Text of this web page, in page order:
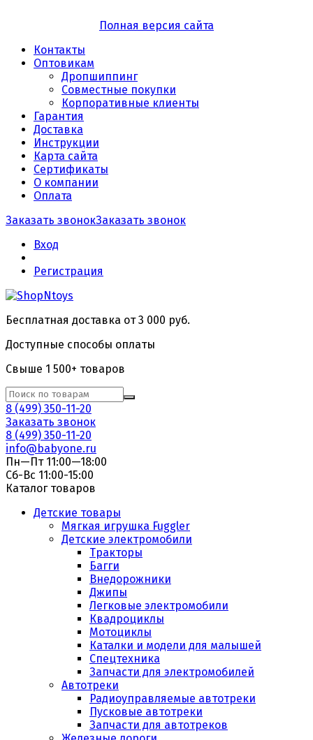
Полная версия сайта
Контакты
Оптовикам
Дропшиппинг
Совместные покупки
Корпоративные клиенты
Гарантия
Доставка
Инструкции
Карта сайта
Сертификаты
О компании
Оплата
Заказать звонокЗаказать звонок
Вход
Регистрация
Бесплатная доставка от 3 000 руб.
Доступные способы оплаты
Свыше 1 500+ товаров
8 (499) 350-11-20
Заказать звонок
8 (499) 350-11-20
info@babyone.ru
Пн—Пт 11:00—18:00
Сб-Вс 11:00-15:00
Каталог товаров
Детские товары
Мягкая игрушка Fuggler
Детские электромобили
Тракторы
Багги
Внедорожники
Джипы
Легковые электромобили
Квадроциклы
Мотоциклы
Каталки и модели для малышей
Спецтехника
Запчасти для электромобилей
Автотреки
Радиоуправляемые автотреки
Пусковые автотреки
Запчасти для автотреков